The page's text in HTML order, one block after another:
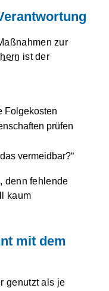
zur
ist der
Folgekosten
prüfen
vermeidbar?“
denn fehlende
kaum
mit dem
genutzt als je